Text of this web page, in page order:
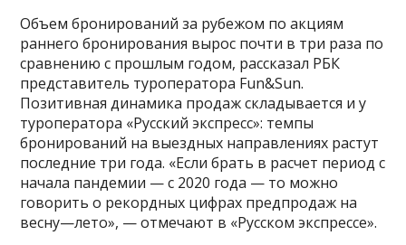
Объем бронирований за рубежом по акциям
раннего бронирования вырос почти в три раза по
сравнению с прошлым годом, рассказал РБК
представитель туроператора Fun&Sun.
Позитивная динамика продаж складывается и у
туроператора «Русский экспресс»: темпы
бронирований на выездных направлениях растут
последние три года. «Если брать в расчет период с
начала пандемии — с 2020 года — то можно
говорить о рекордных цифрах предпродаж на
весну—лето», — отмечают в «Русском экспрессе».